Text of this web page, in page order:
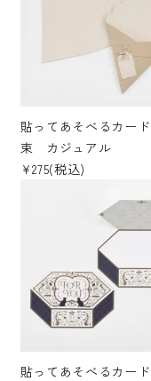
貼ってあそべるカー
束 カジュアル
¥275(税込)
貼ってあそべるカー